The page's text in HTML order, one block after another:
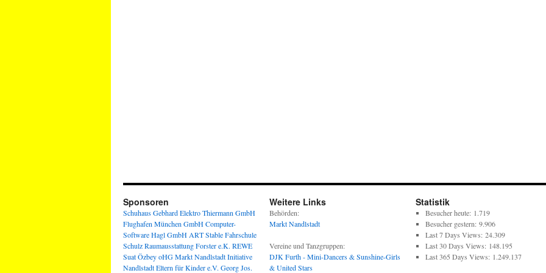
Sponsoren
Schuhaus GebhardElektro Thiermann GmbH
Flughafen München GmbHComputer-
Software Hagl GmbH ART StableFahrschule
SchulzRaumausstattung Forster e.K. REWE
Suat Özbey oHGMarkt NandlstadtInitiative
Nandlstadt Eltern für Kinder e.V. Georg Jos.
Weitere Links
Behörden:
Markt Nandlstadt
Vereine und Tanzgruppen:
DJK Furth - Mini-Dancers & Sunshine-Girls
& United Stars
Statistik
Besucher heute: 1.719
Besucher gestern: 9.906
Last 7 Days Views: 24.309
Last 30 Days Views: 148.195
Last 365 Days Views: 1.249.137